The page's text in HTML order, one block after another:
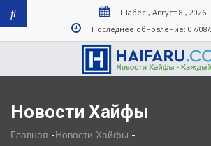
Шабес , Август 8 , 2026
Последнее обновление: 07/08/
Новости Хайфы
Главная -Новости Хайфы -